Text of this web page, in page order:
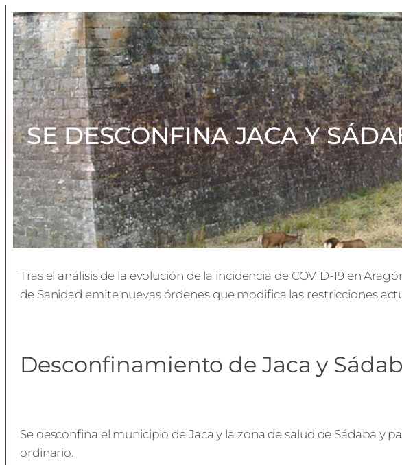
SE DESCONFINA JACA Y
Tras el análisis de la evolución de la incidencia de COVID-19 en
de Sanidad emite nuevas órdenes que modifica las restricciones
Desconfinamiento de Jaca y
Se desconfina el municipio de Jaca y la zona de salud de Sádaba y
ordinario.